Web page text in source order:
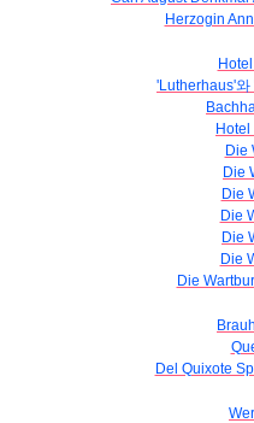
Herzogin
'Lutherhaus'와
Hotel
Die
Die
Die
Die
Die
Die
Die
Del Quixote